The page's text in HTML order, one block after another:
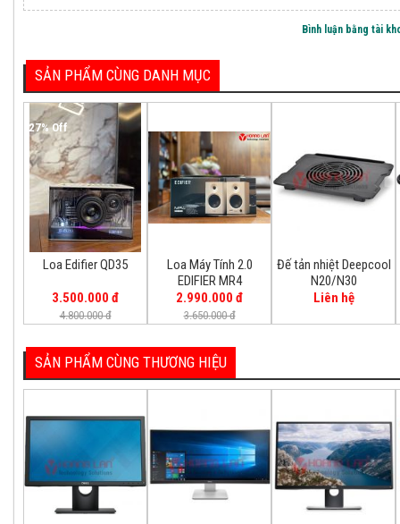
Bình luận bằng tài
SẢN PHẨM CÙNG DANH MỤC
27% Off
Loa Edifier QD35
3.500.000 đ
4.800.000 đ
Loa Máy Tính 2.0
EDIFIER MR4
2.990.000 đ
3.650.000 đ
Đế tản nhiệt Deepcool
N20/N30
Liên hệ
SẢN PHẨM CÙNG THƯƠNG HIỆU
39.800.000 đ
Loa Edifier QD35
3.500.000 đ